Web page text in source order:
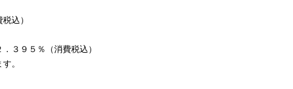
込）
３９５％（消費税込）
。